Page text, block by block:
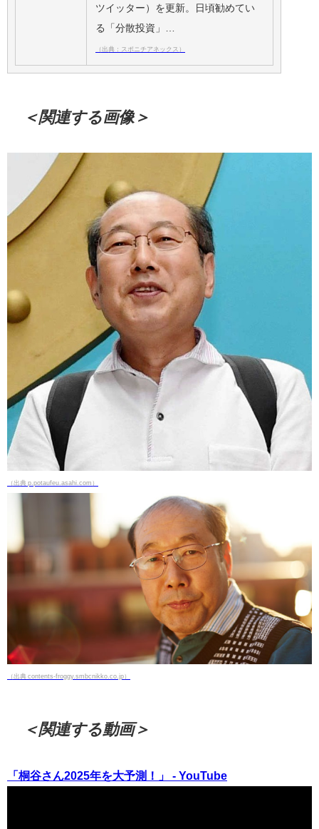
ツイッター）を更新。日頃勧めてい
る「分散投資」…
（出典：スポニチアネックス）
＜関連する画像＞
（出典 p.potaufeu.asahi.com）
（出典 contents-froggy.smbcnikko.co.jp）
＜関連する動画＞
「桐谷さん2025年を大予測！」 - YouTube